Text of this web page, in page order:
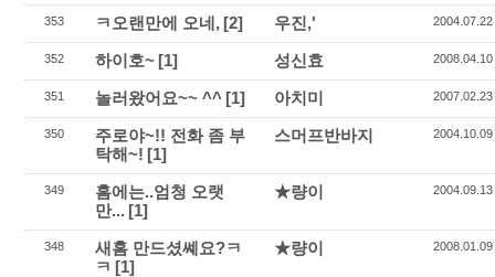
353 ㅋ오랜만에 오네, [2] 우진,' 2004.07.22
352 하이호~ [1] 성신효 2008.04.10
351 놀러왔어요~~ ^^ [1] 아치미 2007.02.23
350
주로야~!! 전화 좀 부
탁해~! [1]
스머프반바지 2004.10.09
349
홈에는..엄청 오랫
만... [1]
★량이 2004.09.13
348
새홈 만드셨쎼요?ㅋ
ㅋ [1]
★량이 2008.01.09